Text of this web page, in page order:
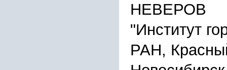
НЕВЕРОВ
"Институт
РАН,